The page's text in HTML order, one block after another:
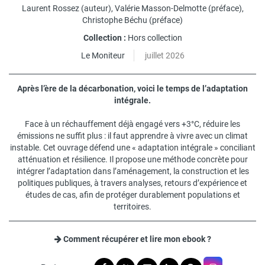
Laurent Rossez(auteur), Valérie Masson-Delmotte(préface),
Christophe Béchu (préface)
Collection : Hors collection
Le Moniteur
juillet 2026
Après l’ère de la décarbonation, voici le temps de l’adaptation
intégrale.
Face à un réchauffement déjà engagé vers +3°C, réduire les
émissions ne suffit plus : il faut apprendre à vivre avec un climat
instable. Cet ouvrage défend une « adaptation intégrale » conciliant
atténuation et résilience. Il propose une méthode concrète pour
intégrer l’adaptation dans l’aménagement, la construction et les
politiques publiques, à travers analyses, retours d’expérience et
études de cas, afin de protéger durablement populations et
territoires.
Comment récupérer et lire mon ebook ?